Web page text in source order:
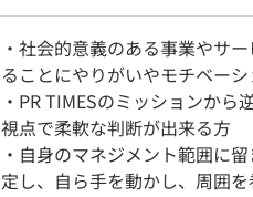
・社会的意義のある事業やサ
ることにやりがいやモチベー
・PR TIMESのミッションか
視点で柔軟な判断が出来る方
・自身のマネジメント範囲に
定し、自ら手を動かし、周囲